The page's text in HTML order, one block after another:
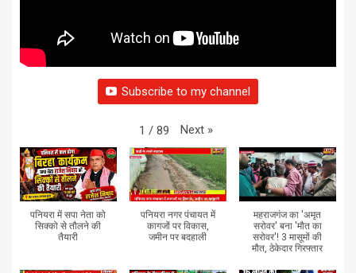
Subscribe to my channel
1 / 89 Next »
पनियरा में सपा नेता को
सिक्को से तौलने की
तैयारी
पनियरा नगर पंचायत में
कागजों पर विकास,
जमीन पर बदहाली
महराजगंज का 'अमृत
सरोवर' बना 'मौत का
सरोवर'! 3 मासूमों की
मौत, ठेकेदार गिरफ्तार